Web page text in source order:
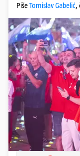
PišeTomislav Gabelić,